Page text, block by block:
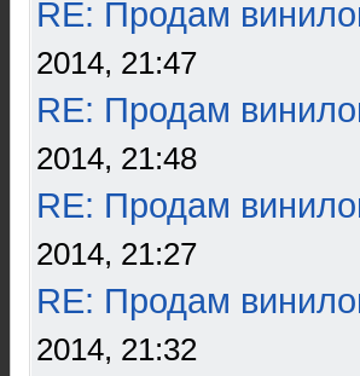
RE: Продам
2014, 21:47
RE: Продам
2014, 21:48
RE: Продам
2014, 21:27
RE: Продам
2014, 21:32